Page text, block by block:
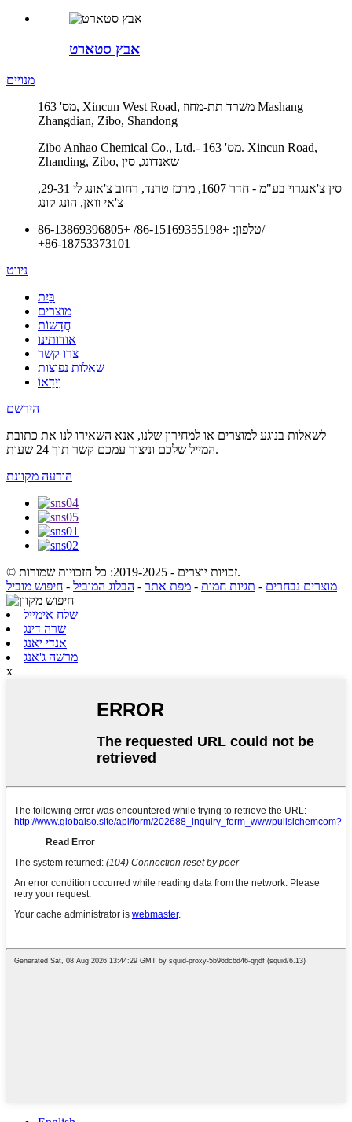
אבץ סטארט
מנויים
מס' 163, Xincun West Road, משרד תת-מחוז Mashang
Zhangdian, Zibo, Shandong
Zibo Anhao Chemical Co., Ltd.- מס' 163. Xincun Road,
Zhanding, Zibo, שאנדונג, סין
סין צ'אנגרוי בע"מ - חדר 1607, מרכז טרנד, רחוב צ'אונג לי 29-31,
צ'אי וואן, הונג קונג
טלפון: +86-15169355198
/
+86-13869396805
/
+86-18753373101
ניווט
בַּיִת
מוצרים
חֲדָשׁוֹת
אודותינו
צרו קשר
שאלות נפוצות
וִידֵאוֹ
הירשם
לשאלות בנוגע למוצרים או למחירון שלנו, אנא השאירו לנו את כתובת
המייל שלכם וניצור עמכם קשר תוך 24 שעות.
הודעה מקוונת
© זכויות יוצרים - 2019-2025: כל הזכויות שמורות.
מוצרים נבחרים - תגיות חמות - מפת אתר - הבלוג המוביל - חיפוש מוביל
שלח אימייל
שרה דינג
אנדי יאנג
מרשה ג'אנג
x